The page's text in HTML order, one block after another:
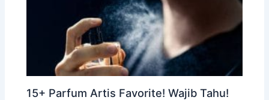
15+ Parfum Artis Favorite! Wajib Tahu!